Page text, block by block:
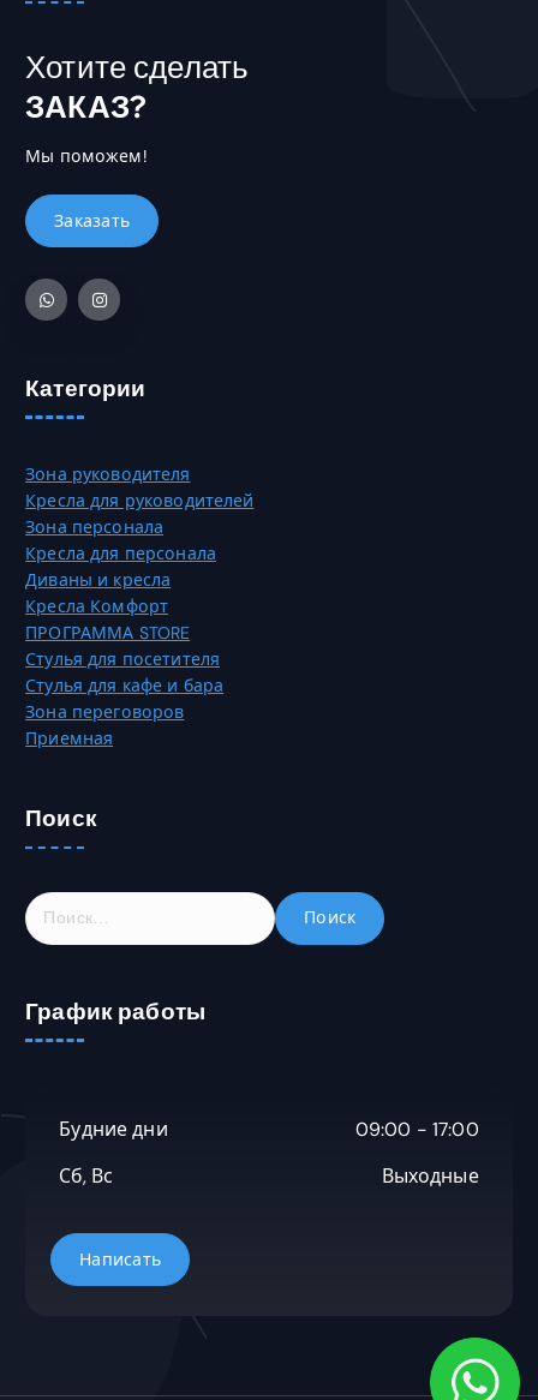
Хотите сделать
ЗАКАЗ?
Мы поможем!
Категории
Зона руководителя
Кресла для руководителей
Зона персонала
Кресла для персонала
Диваны и кресла
Кресла Комфорт
ПРОГРАММА STORE
Стулья для посетителя
Стулья для кафе и бара
Зона переговоров
Приемная
Поиск
Н
а
и
:
График работы
Будние дни
09:00 - 17:00
Сб, Вс
Выходные